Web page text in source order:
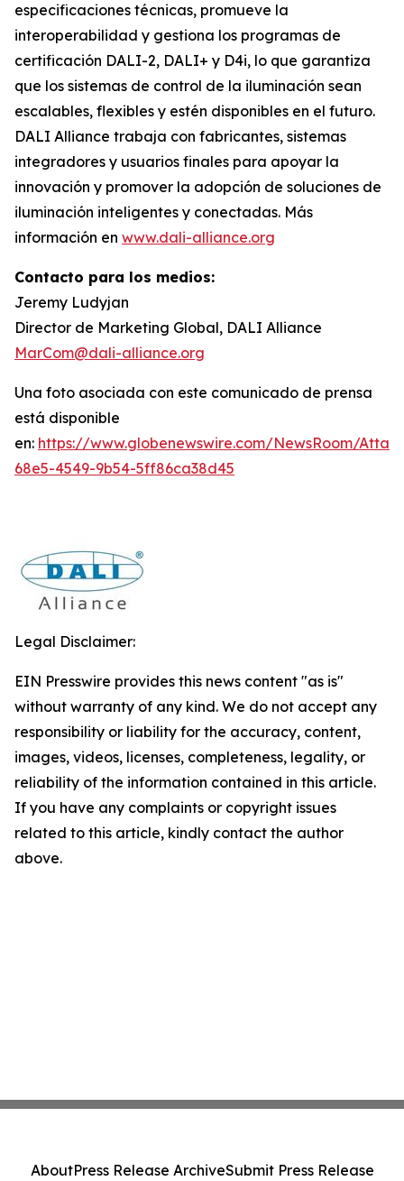
especificaciones técnicas, promueve la
interoperabilidad y gestiona los programas de
certificación DALI-2, DALI+ y D4i, lo que garantiza
que los sistemas de control de la iluminación sean
escalables, flexibles y estén disponibles en el futuro.
DALI Alliance trabaja con fabricantes, sistemas
integradores y usuarios finales para apoyar la
innovación y promover la adopción de soluciones de
iluminación inteligentes y conectadas. Más
información en www.dali-alliance.org
Contacto para los medios:
Jeremy Ludyjan
Director de Marketing Global, DALI Alliance
MarCom@dali-alliance.org
Una foto asociada con este comunicado de prensa
está disponible
en: https://www.globenewswire.com/NewsRoom/
68e5-4549-9b54-5ff86ca38d45
Legal Disclaimer:
EIN Presswire provides this news content "as is"
without warranty of any kind. We do not accept any
responsibility or liability for the accuracy, content,
images, videos, licenses, completeness, legality, or
reliability of the information contained in this article.
If you have any complaints or copyright issues
related to this article, kindly contact the author
above.
AboutPress Release ArchiveSubmit Press Release